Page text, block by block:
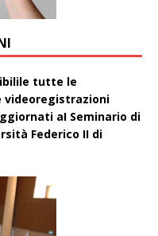
tutte le
videoregistrazioni
aI Seminario di
Federico II di